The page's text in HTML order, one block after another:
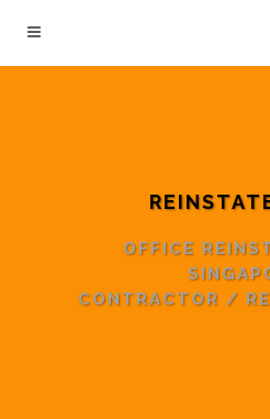
OFFICE
CONTRACTOR /